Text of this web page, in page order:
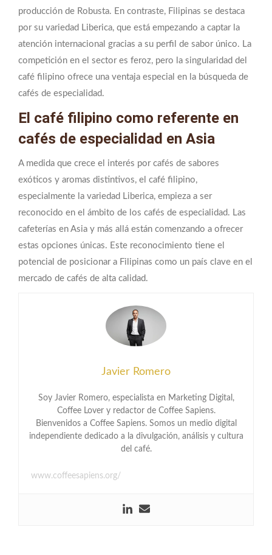
producción de Robusta. En contraste, Filipinas se destaca
por su variedad Liberica, que está empezando a captar la
atención internacional gracias a su perfil de sabor único. La
competición en el sector es feroz, pero la singularidad del
café filipino ofrece una ventaja especial en la búsqueda de
cafés de especialidad.
El café filipino como referente en
cafés de especialidad en Asia
A medida que crece el interés por cafés de sabores
exóticos y aromas distintivos, el café filipino,
especialmente la variedad Liberica, empieza a ser
reconocido en el ámbito de los cafés de especialidad. Las
cafeterías en Asia y más allá están comenzando a ofrecer
estas opciones únicas. Este reconocimiento tiene el
potencial de posicionar a Filipinas como un país clave en el
mercado de cafés de alta calidad.
Javier Romero
Soy Javier Romero, especialista en Marketing Digital,
Coffee Lover y redactor de Coffee Sapiens.
Bienvenidos a Coffee Sapiens. Somos un medio digital
independiente dedicado a la divulgación, análisis y cultura
del café.
www.coffeesapiens.org/